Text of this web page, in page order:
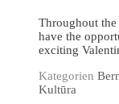
Throughout
have the
exciting
Kategorien
Kultūra